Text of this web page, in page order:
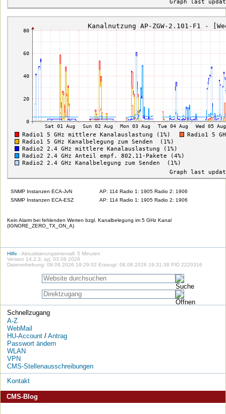
SNMP Instanzen ECA-JvN
AP: 114 Radio 1: 1905 Radio 2: 1906
SNMP Instanzen ECA-ESZ
AP: 114 Radio 1: 1905 Radio 2: 1906
Kein Alarm bei fehlenden Werten bzgl. Kanalbelegung im 5 GHz Kanal
(IGNORE_ZERO_TX_ON_A)
Hilfe - Aktualisierungsintervall: 5 Minuten
Version 14.2.3, syj, 03.06.2026
Datenerhebung: 08.08.2026 19:29:02 Erzeugt: 08.08.2026 19:31:38 PID 2220316
Schnellzugang
A-Z
WebMail
HU-Account/ Antrag
Passwort ändern
WLAN
VPN
CMS-Stellenausschreibungen
Kontakt
CMS-Blog